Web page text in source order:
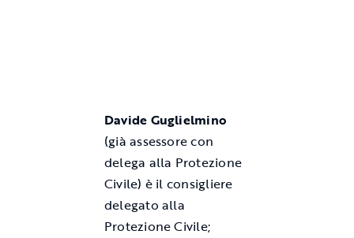
Davide Guglielmino
(già assessore con
delega alla Protezione
Civile) è il consigliere
delegato alla
Protezione Civile;